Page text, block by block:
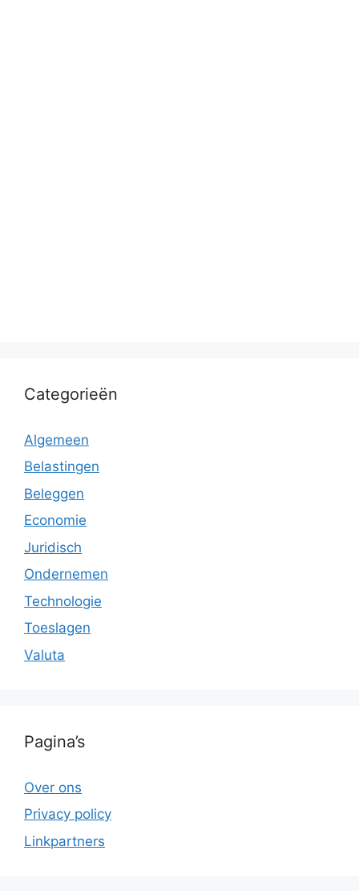
Categorieën
Algemeen
Belastingen
Beleggen
Economie
Juridisch
Ondernemen
Technologie
Toeslagen
Valuta
Pagina’s
Over ons
Privacy policy
Linkpartners